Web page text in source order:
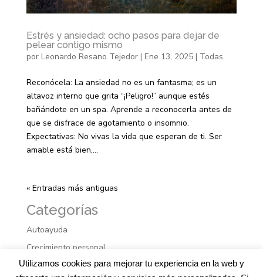
Estrés y ansiedad: ocho pasos para dejar de
pelear contigo mismo
por Leonardo Resano Tejedor| Ene 13, 2025| Todas
Reconócela: La ansiedad no es un fantasma; es un
altavoz interno que grita “¡Peligro!” aunque estés
bañándote en un spa. Aprende a reconocerla antes de
que se disfrace de agotamiento o insomnio.
Expectativas: No vivas la vida que esperan de ti. Ser
amable está bien,...
« Entradas más antiguas
Categorías
Autoayuda
Crecimiento personal
Literatura
Utilizamos cookies para mejorar tu experiencia en la web y